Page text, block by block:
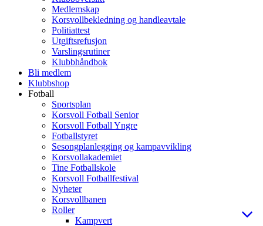
Medlemskap
Korsvollbekledning og handleavtale
Politiattest
Utgiftsrefusjon
Varslingsrutiner
Klubbhåndbok
Bli medlem
Klubbshop
Fotball
Sportsplan
Korsvoll Fotball Senior
Korsvoll Fotball Yngre
Fotballstyret
Sesongplanlegging og kampavvikling
Korsvollakademiet
Tine Fotballskole
Korsvoll Fotballfestival
Nyheter
Korsvollbanen
Roller
Kampvert